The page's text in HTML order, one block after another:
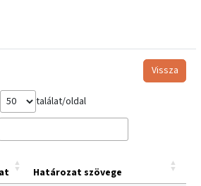
Vissza
találat/oldal
Határozat szövege